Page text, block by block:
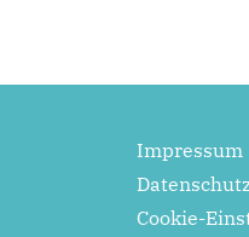
Impressum
Cookie-